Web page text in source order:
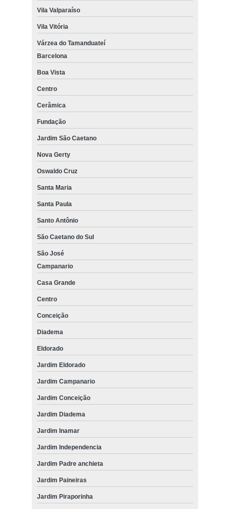
Vila Valparaíso
Vila Vitória
Várzea do Tamanduateí
Barcelona
Boa Vista
Centro
Cerâmica
Fundação
Jardim São Caetano
Nova Gerty
Oswaldo Cruz
Santa Maria
Santa Paula
Santo Antônio
São Caetano do Sul
São José
Campanario
Casa Grande
Centro
Conceição
Diadema
Eldorado
Jardim Eldorado
Jardim Campanario
Jardim Conceição
Jardim Diadema
Jardim Inamar
Jardim Independencia
Jardim Padre anchieta
Jardim Paineiras
Jardim Piraporinha